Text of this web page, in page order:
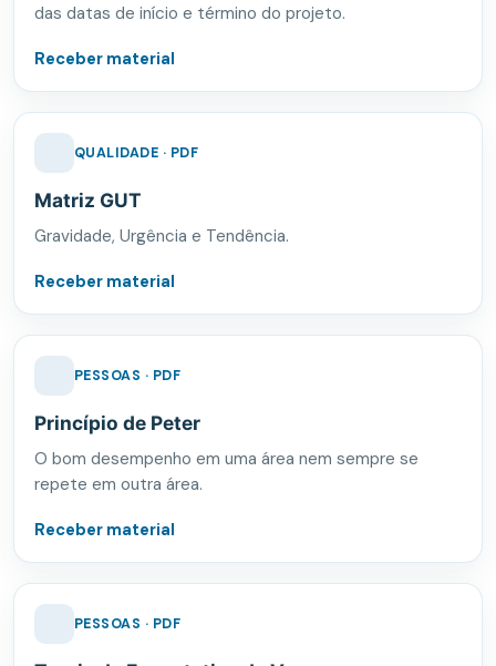
das datas de início e término do projeto.
Receber material
QUALIDADE · PDF
Matriz GUT
Gravidade, Urgência e Tendência.
Receber material
PESSOAS · PDF
Princípio de Peter
O bom desempenho em uma área nem sempre se
repete em outra área.
Receber material
PESSOAS · PDF